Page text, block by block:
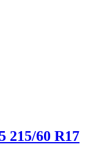
215/60 R17